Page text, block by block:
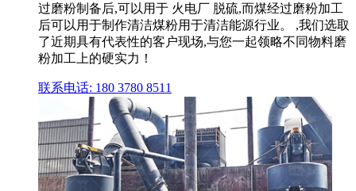
过磨粉制备后,可以用于 火电厂 脱硫,而煤经过磨粉加工
后可以用于制作清洁煤粉用于清洁能源行业。 ,我们选取
了近期具有代表性的客户现场,与您一起领略不同物料磨
粉加工上的硬实力！
联系电话: 180 3780 8511